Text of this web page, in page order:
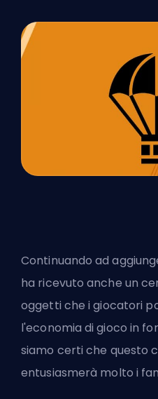
Continuando ad
ha ricevuto anche un
oggetti che i giocatori
l'economia di gioco in
siamo certi che questo
entusiasmerà molto i